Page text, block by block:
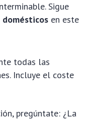
Sigue
en este
todas las
Incluye el coste
pregúntate: ¿La